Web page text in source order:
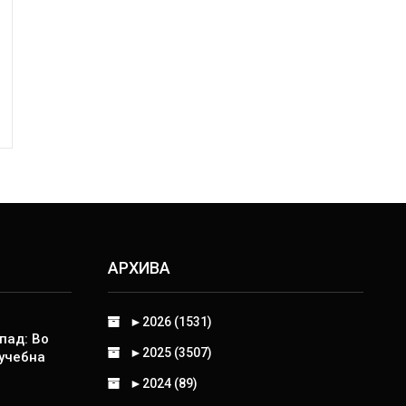
Во
АРХИВА
► 2026 (1531)
► 2025 (3507)
► 2024 (89)